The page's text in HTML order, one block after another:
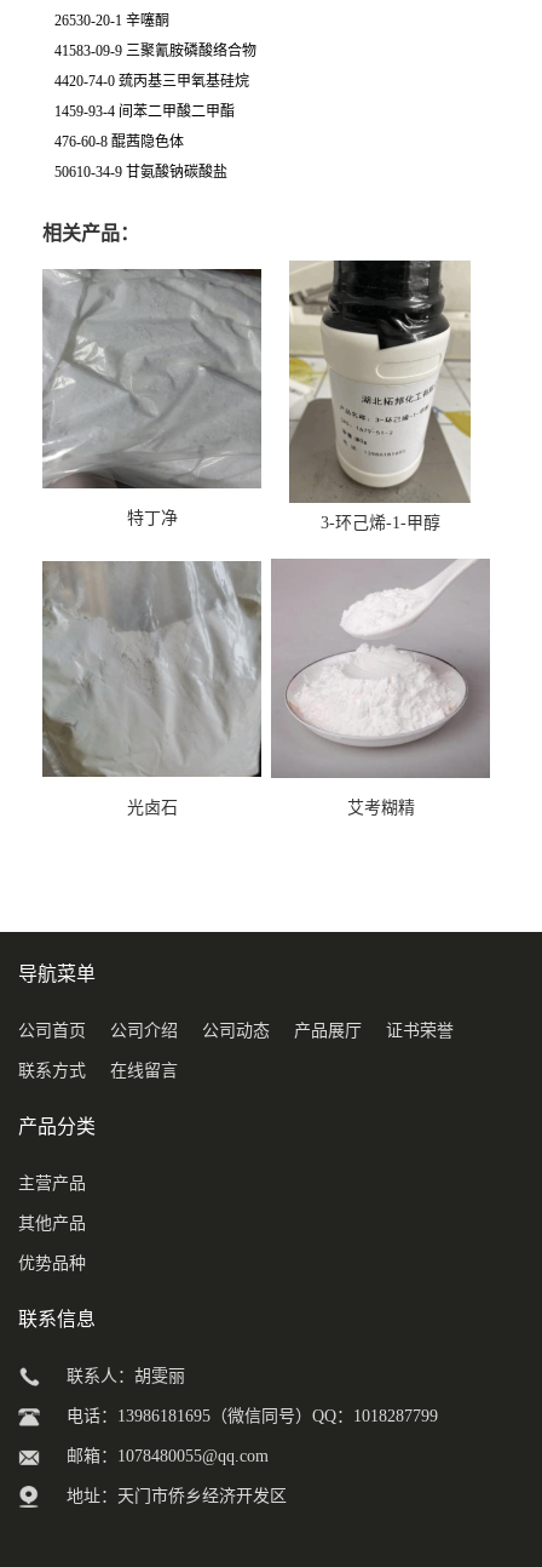
26530-20-1 辛噻酮
41583-09-9 三聚氰胺磷酸络合物
4420-74-0 巯丙基三甲氧基硅烷
1459-93-4 间苯二甲酸二甲酯
476-60-8 醌茜隐色体
50610-34-9 甘氨酸钠碳酸盐
相关产品：
特丁净 3-环己烯-1-甲醇
光卤石 艾考糊精
导航菜单
公司首页 公司介绍 公司动态 产品展厅 证书荣誉
联系方式 在线留言
产品分类
主营产品
其他产品
优势品种
联系信息
联系人：胡雯丽
电话：13986181695（微信同号）QQ：1018287799
邮箱： 1078480055@qq.com
地址：天门市侨乡经济开发区